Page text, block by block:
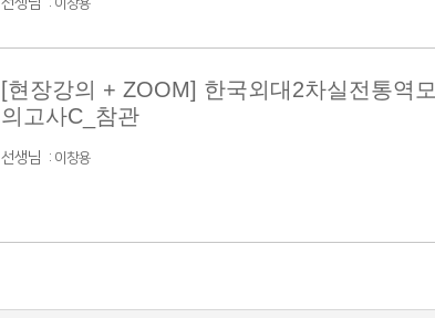
이창용
[현장강의 + ZOOM] 한국외대2차실전통역모
의고사C_참관
선생님 : 이창용